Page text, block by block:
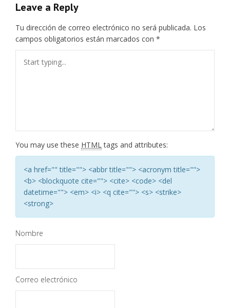
Leave a Reply
Tu dirección de correo electrónico no será publicada. Los
campos obligatorios están marcados con *
You may use these HTMLtags and attributes:
<a href="" title=""> <abbr title=""> <acronym title="">
<b> <blockquote cite=""> <cite> <code> <del
datetime=""> <em> <i> <q cite=""> <s> <strike>
<strong>
Nombre
Correo electrónico